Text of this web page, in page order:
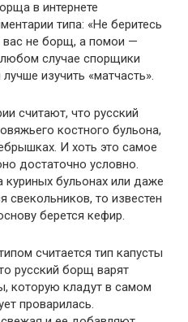
в интернете
типа: «Не беритесь
вас не борщ, а помои —
случае спорщики
изучить «матчасть».
считают, что русский
костного бульона,
И хоть это самое
достаточно условно.
бульонах или даже
свекольников, то известен
берется кефир.
считается тип капусты
русский борщ варят
которую кладут в самом
проварилась.